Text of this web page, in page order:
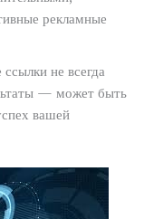
рекламные
не всегда
— может быть
вашей